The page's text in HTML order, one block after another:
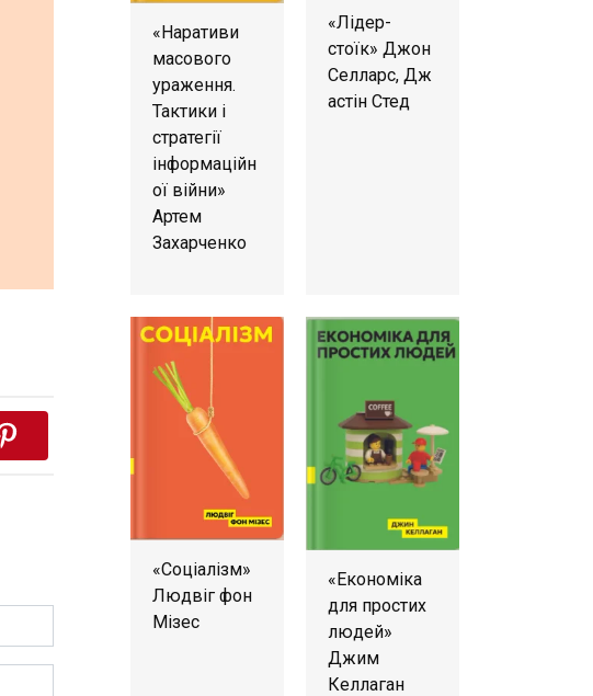
«Наративи
масового
ураження.
Тактики і
стратегії
інформаційн
ої війни»
Артем
Захарченко
«Лідер-
стоїк» Джон
Селларс, Дж
астін Стед
«Соціалізм»
Людвіг фон
Мізес
«Економіка
для простих
людей»
Джим
Келлаган